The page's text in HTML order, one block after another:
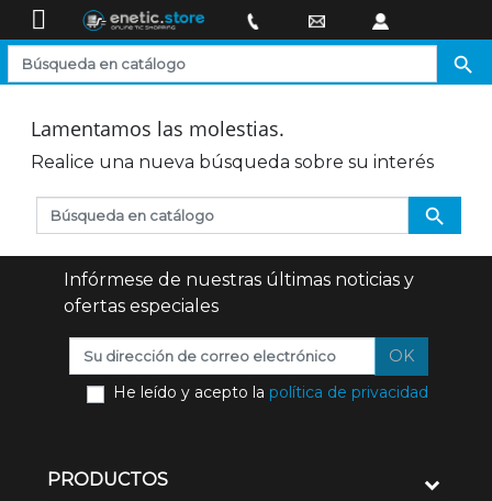

Lamentamos las molestias.
Realice una nueva búsqueda sobre su interés

Infórmese de nuestras últimas noticias y
ofertas especiales
OK
He leído y acepto la política de privacidad
PRODUCTOS